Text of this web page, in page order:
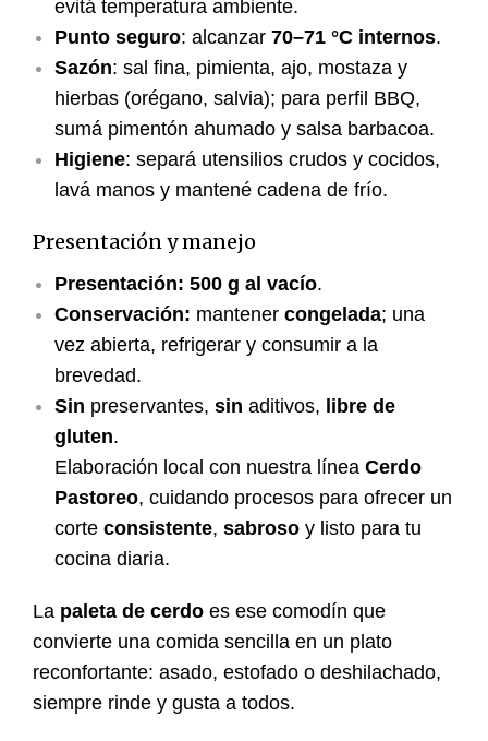
evitá temperatura ambiente.
Punto seguro: alcanzar 70–71 °C internos.
Sazón: sal fina, pimienta, ajo, mostaza y
hierbas (orégano, salvia); para perfil BBQ,
sumá pimentón ahumado y salsa barbacoa.
Higiene: separá utensilios crudos y cocidos,
lavá manos y mantené cadena de frío.
Presentación y manejo
Presentación: 500 g al vacío.
Conservación: mantener congelada; una
vez abierta, refrigerar y consumir a la
brevedad.
Sin preservantes, sin aditivos, libre de
gluten.
Elaboración local con nuestra línea Cerdo
Pastoreo, cuidando procesos para ofrecer un
corte consistente, sabroso y listo para tu
cocina diaria.
La paleta de cerdo es ese comodín que
convierte una comida sencilla en un plato
reconfortante: asado, estofado o deshilachado,
siempre rinde y gusta a todos.